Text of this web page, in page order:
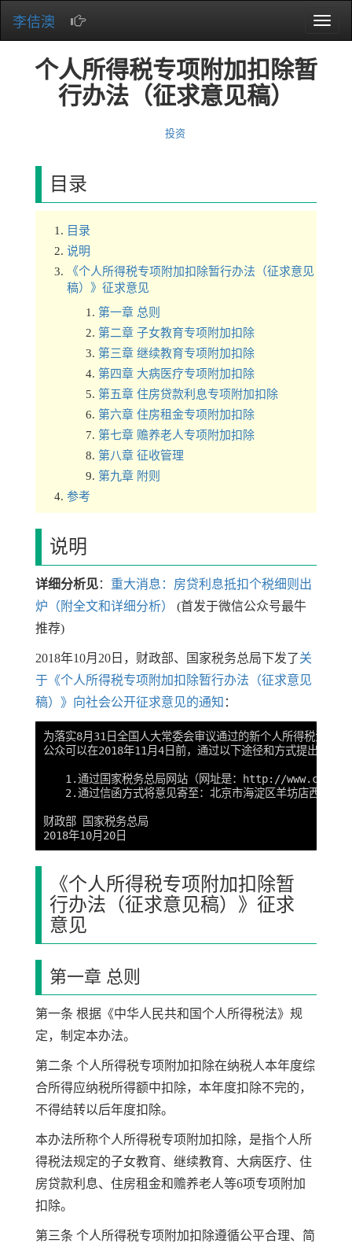
Toggle
李佶澳
个人所得税专项附加扣除暂
行办法（征求意见稿）
投资
目录
目录
说明
《个人所得税专项附加扣除暂行办法（征求意见
稿）》征求意见
第一章 总则
第二章 子女教育专项附加扣除
第三章 继续教育专项附加扣除
第四章 大病医疗专项附加扣除
第五章 住房贷款利息专项附加扣除
第六章 住房租金专项附加扣除
第七章 赡养老人专项附加扣除
第八章 征收管理
第九章 附则
参考
说明
详细分析见： 重大消息：房贷利息抵扣个税细则出
炉（附全文和详细分析）
(首发于微信公众号最牛
推荐)
2018年10月20日，财政部、国家税务总局下发了关
于《个人所得税专项附加扣除暂行办法（征求意见
稿）》向社会公开征求意见的通知 ：
为落实8月31日全国人大常委会审议通过的新个人所得税法，
公众可以在2018年11月4日前，通过以下途径和方式提出意见：
1.通过国家税务总局网站（网址是：http://
2.通过信函方式将意见寄至：北京市海淀区羊坊店西路5号
财政部 国家税务总局
《个人所得税专项附加扣除暂
行办法（征求意见稿）》征求
意见
第一章 总则
第一条 根据《中华人民共和国个人所得税法》规
定，制定本办法。
第二条 个人所得税专项附加扣除在纳税人本年度综
合所得应纳税所得额中扣除，本年度扣除不完的，
不得结转以后年度扣除。
本办法所称个人所得税专项附加扣除，是指个人所
得税法规定的子女教育、继续教育、大病医疗、住
房贷款利息、住房租金和赡养老人等6项专项附加
扣除。
第三条 个人所得税专项附加扣除遵循公平合理、简